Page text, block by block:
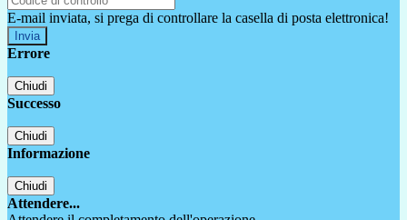
E-mail inviata, si prega di controllare la casella di posta elettronica!
Errore
Chiudi
Successo
Chiudi
Informazione
Chiudi
Attendere...